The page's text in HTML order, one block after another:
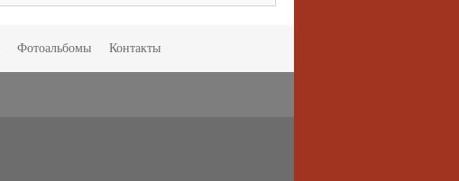
Фотоальбомы Контакты